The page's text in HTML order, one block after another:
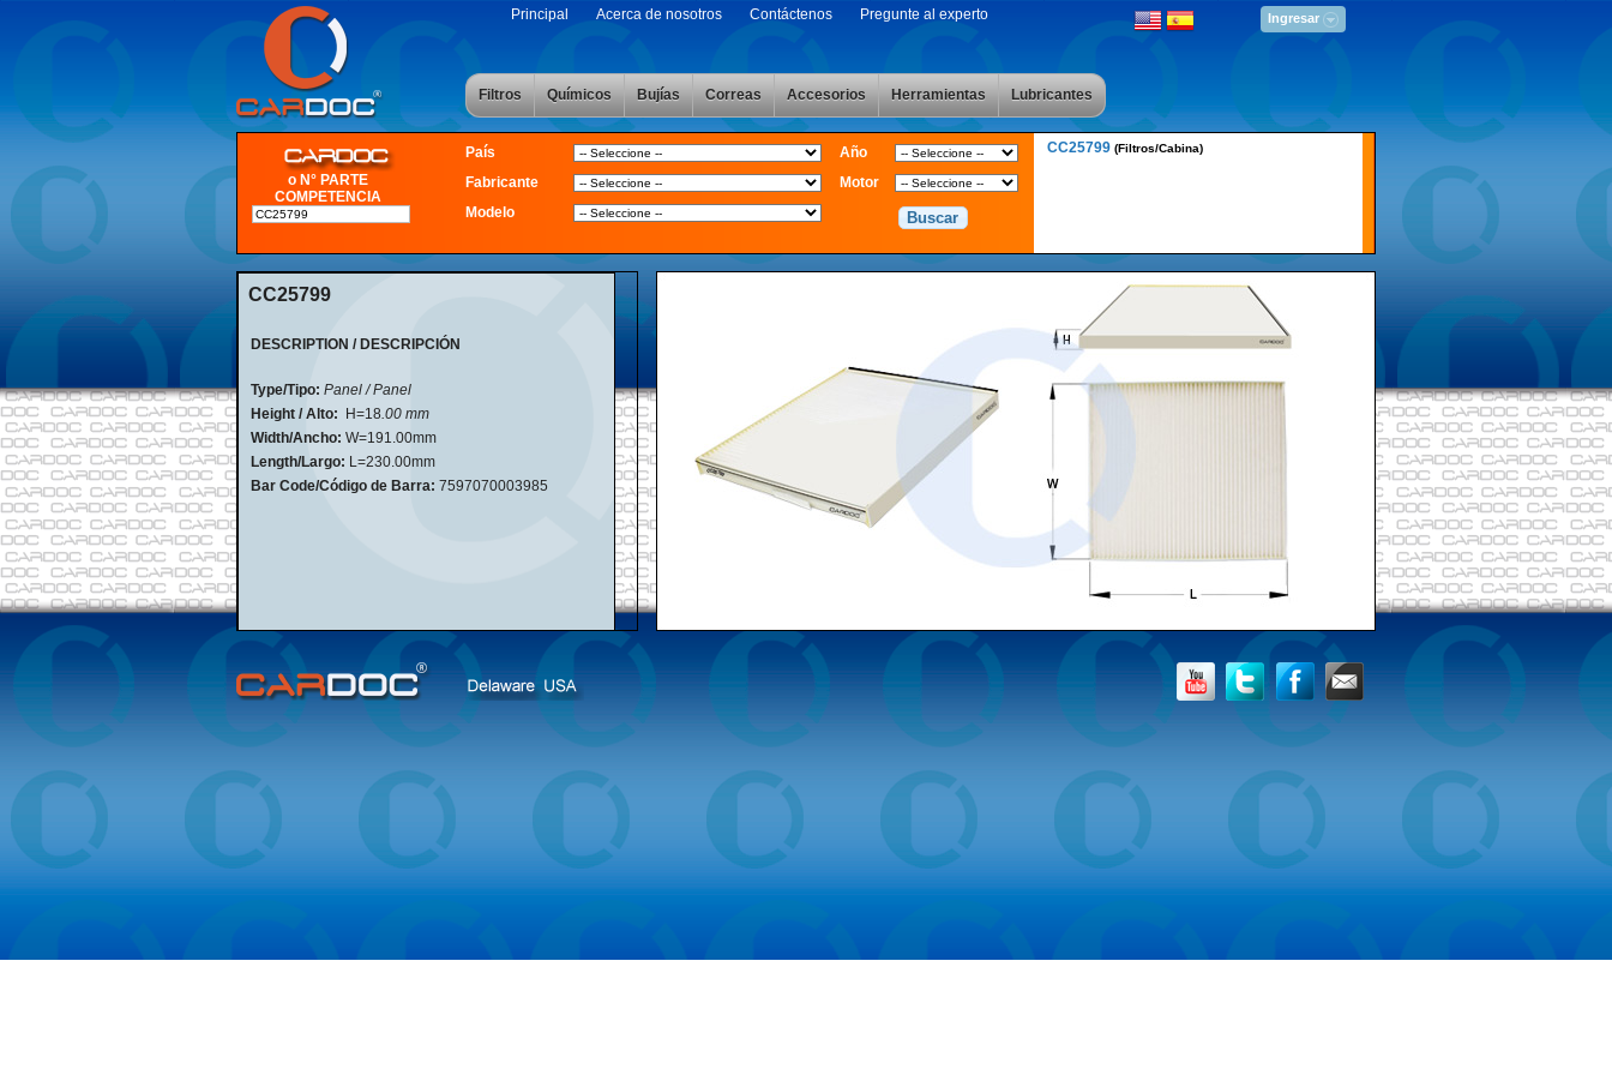
Principal Acerca de nosotros Contáctenos Pregunte al experto Ingresar
Filtros Químicos Bujías Correas Accesorios Herramientas Lubricantes
o N° PARTE
COMPETENCIA
País
Fabricante
Modelo
Año
Motor
CC25799 (Filtros/Cabina)
CC25799
DESCRIPTION / DESCRIPCIÓN
Type/Tipo: Panel / Panel
Height / Alto:
H=18.00 mm
Width/Ancho: W=191.00mm
Length/Largo: L=230.00mm
Bar Code/Código de Barra: 7597070003985